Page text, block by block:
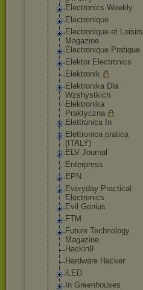
Electronics Weekly
Electronique
Electronique et Loisirs
Magazine
Electronique Pratique
Elektor Electronics
Elektronik
Elektronika Dla
Wzshystkich
Elektronika
Praktyczna
Elettronica In
Elettronica pratica
(ITALY)
ELV Journal
Enterpress
EPN
Everyday Practical
Electronics
Evil Genius
FTM
Future Technology
Magazine
Hackin9
Hardware Hacker
iLED
In Greenhouses